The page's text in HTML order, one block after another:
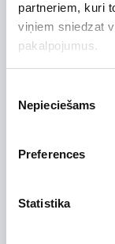
partneriem, kuri
viņiem sniedzat
pakalpojumus.
izvēle
Nepieciešams
Preferences
Statistika
Platums, mm